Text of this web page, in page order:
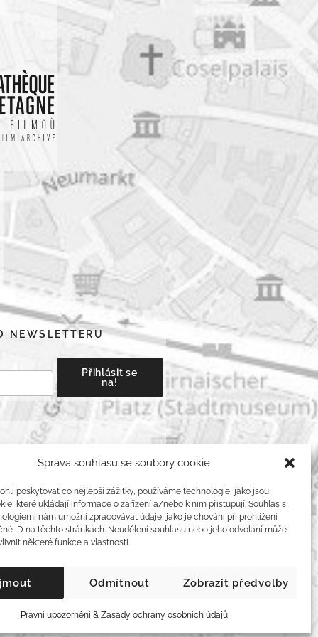
Správa souhlasu se soubory cookie
poskytovat co nejlepší zážitky, používáme technologie, jako jsou
které ukládají informace o zařízení a/nebo k nim přistupují. Souhlas s
nám umožní zpracovávat údaje, jako je chování při prohlížení
ID na těchto stránkách. Neudělení souhlasu nebo jeho odvolání může
některé funkce a vlastnosti.
Odmítnout Zobrazit předvolby
Právní upozornění & Zásady ochrany osobních údajů
NEWSLETTERU
Hledání
údajů